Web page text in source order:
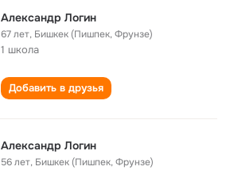
Александр Логин
67 лет, Бишкек (Пишпек, Фрунзе)
1 школа
Добавить в друзья
Александр Логин
56 лет, Бишкек (Пишпек, Фрунзе)